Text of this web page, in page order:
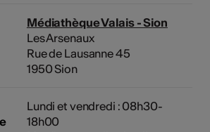
Médiathèque Valais - Sion
Les Arsenaux
Rue de Lausanne 45
1950 Sion
Lundi et vendredi : 08h30-
18h00